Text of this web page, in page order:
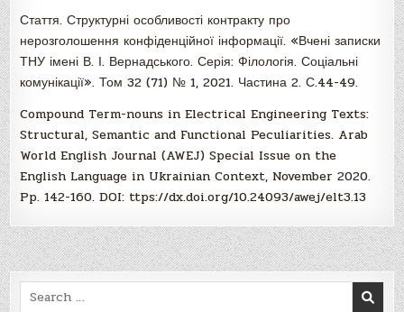
Стаття. Структурні особливості контракту про
нерозголошення конфіденційної інформації. «Вчені записки
ТНУ імені В. І. Вернадського. Серія: Філологія. Соціальні
комунікації». Том 32 (71) № 1, 2021. Частина 2. С.44-49.
Compound Term-nouns in Electrical Engineering Texts:
Structural, Semantic and Functional Peculiarities. Arab
World English Journal (AWEJ) Special Issue on the
English Language in Ukrainian Context, November 2020.
Pp. 142-160. DOI: ttps://dx.doi.org/10.24093/awej/elt3.13
Search